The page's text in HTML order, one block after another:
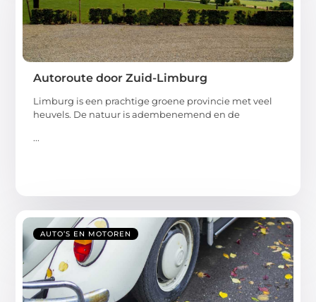
Autoroute door Zuid-Limburg
Limburg is een prachtige groene provincie met veel
heuvels. De natuur is adembenemend en de
...
AUTO’S EN MOTOREN